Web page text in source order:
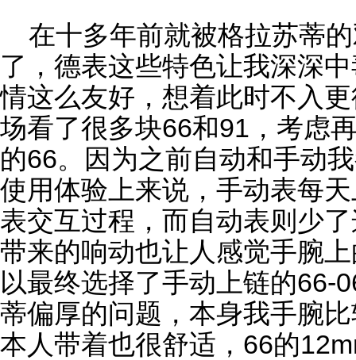
在十多年前就被格拉苏蒂
了，德表这些特色让我深深
情这么友好，想着此时不入
场看了很多块66和91，考虑
的66。因为之前自动和手动
使用体验上来说，手动表每
表交互过程，而自动表则少
带来的响动也让人感觉手腕
以最终选择了手动上链的66-
蒂偏厚的问题，本身我手腕
本人带着也很舒适，66的